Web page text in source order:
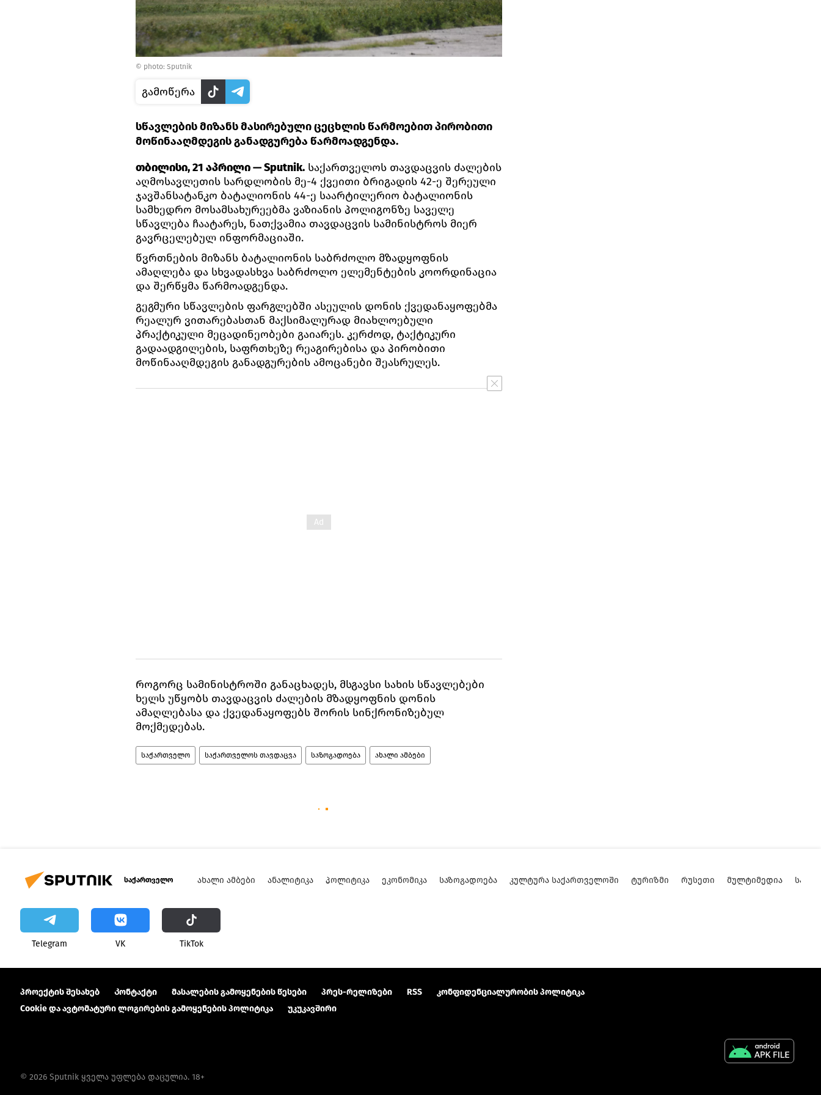
© photo: Sputnik
გამოწერა
სწავლების მიზანს მასირებული ცეცხლის წარმოებით პირობითი
მოწინააღმდეგის განადგურება წარმოადგენდა.
თბილისი, 21 აპრილი — Sputnik. საქართველოს თავდაცვის ძალების
აღმოსავლეთის სარდლობის მე-4 ქვეითი ბრიგადის 42-ე შერეული
ჯავშანსატანკო ბატალიონის 44-ე საარტილერიო ბატალიონის
სამხედრო მოსამსახურეებმა ვაზიანის პოლიგონზე საველე
სწავლება ჩაატარეს, ნათქვამია თავდაცვის სამინისტროს მიერ
გავრცელებულ ინფორმაციაში.
წვრთნების მიზანს ბატალიონის საბრძოლო მზადყოფნის
ამაღლება და სხვადასხვა საბრძოლო ელემენტების კოორდინაცია
და შერწყმა წარმოადგენდა.
გეგმური სწავლების ფარგლებში ასეულის დონის ქვედანაყოფებმა
რეალურ ვითარებასთან მაქსიმალურად მიახლოებული
პრაქტიკული მეცადინეობები გაიარეს. კერძოდ, ტაქტიკური
გადაადგილების, საფრთხეზე რეაგირებისა და პირობითი
მოწინააღმდეგის განადგურების ამოცანები შეასრულეს.
როგორც სამინისტროში განაცხადეს, მსგავსი სახის სწავლებები
ხელს უწყობს თავდაცვის ძალების მზადყოფნის დონის
ამაღლებასა და ქვედანაყოფებს შორის სინქრონიზებულ
მოქმედებას.
საქართველო საქართველოს თავდაცვა საზოგადოება ახალი ამბები
საქართველო ᲐᲮᲐᲚᲘ ᲐᲛᲑᲔᲑᲘ ᲐᲜᲐᲚᲘᲢᲘᲙᲐ ᲞᲝᲚᲘᲢᲘᲙᲐ ᲔᲙᲝᲜᲝᲛᲘᲙᲐ ᲡᲐᲖᲝᲒᲐᲓᲝᲔᲑᲐ ᲙᲣᲚᲢᲣᲠᲐ ᲡᲐᲥᲐᲠᲗᲕᲔᲚᲝᲨᲘ ᲢᲣᲠᲘᲖᲛᲘ ᲠᲣᲡᲔᲗᲘ ᲛᲣᲚᲢᲘᲛᲔᲓᲘᲐ
Telegram VK ТikТоk
პროექტის შესახებ Კონტაქტი მასალების გამოყენების წესები პრეს-რელიზები RSS
კონფიდენციალურობის პოლიტიკა
Cookie და ავტომატური ლოგირების გამოყენების პოლიტიკა
უკუკავშირი
© 2026 Sputnik ყველა უფლება დაცულია. 18+